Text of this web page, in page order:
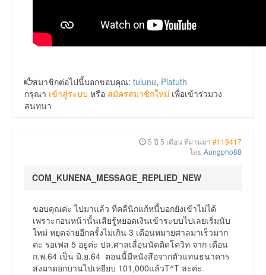
สมาชิกต่อไปนี้บอกขอบคุณ: tulunu, Platuth
กรุณา เข้าสู่ระบบ หรือ สมัครสมาชิกใหม่ เพื่อเข้าร่วมวง
สนทนา
5 ปี 5 เดือน ที่ผ่านมา #119417
โดย Aungpho88
COM_KUNENA_MESSAGE_REPLIED_NEW
ขอบคุณค่ะ ไปมาแล้ว ที่คลีนิกแก้หนี้บอกยังเข้าไม่ได้
เพราะก่อนหน้านั้นเสียรู้หยอดเงินเข้าระบบไปเลยเริ่มนับ
ใหม่ หยุดจ่ายอีกครั้งไม่เกิน 3 เดือนหมายศาลมาเร็วมาก
ค่ะ รอเฟส 5 อยู่ค่ะ ปล.ศาลเลื่อนนัดติดโควิท จาก เดือน
ก.พ.64 เป็น มิ.ย.64 ตอนนี้มีหนังสือจากตัวแทนธนาคาร
ส่งมาดอกบานไปเหยียบ 101,000แล้วT^T ละค่ะ